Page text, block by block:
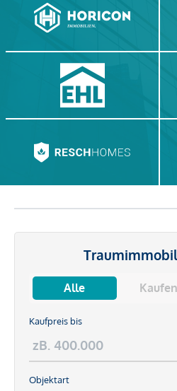
Alle Kaufen
Kaufpreis bis
Objektart